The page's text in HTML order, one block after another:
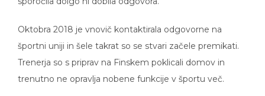
Oktobra 2018 je vnovič kontaktirala odgovorne na
športni uniji in šele takrat so se stvari začele premikati.
Trenerja so s priprav na Finskem poklicali domov in
trenutno ne opravlja nobene funkcije v športu več.